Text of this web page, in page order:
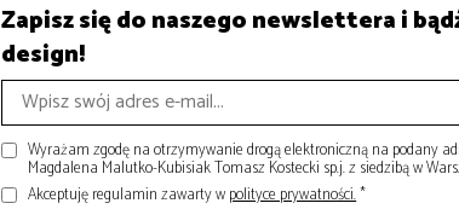
Zapisz się do naszego newslettera i
design!
Wyrażam zgodę na otrzymywanie drogą elektroniczną na podany
Magdalena Malutko-Kubisiak Tomasz Kostecki sp.j. z siedzibą w
Akceptuję regulamin zawarty wpolityce prywatności.*